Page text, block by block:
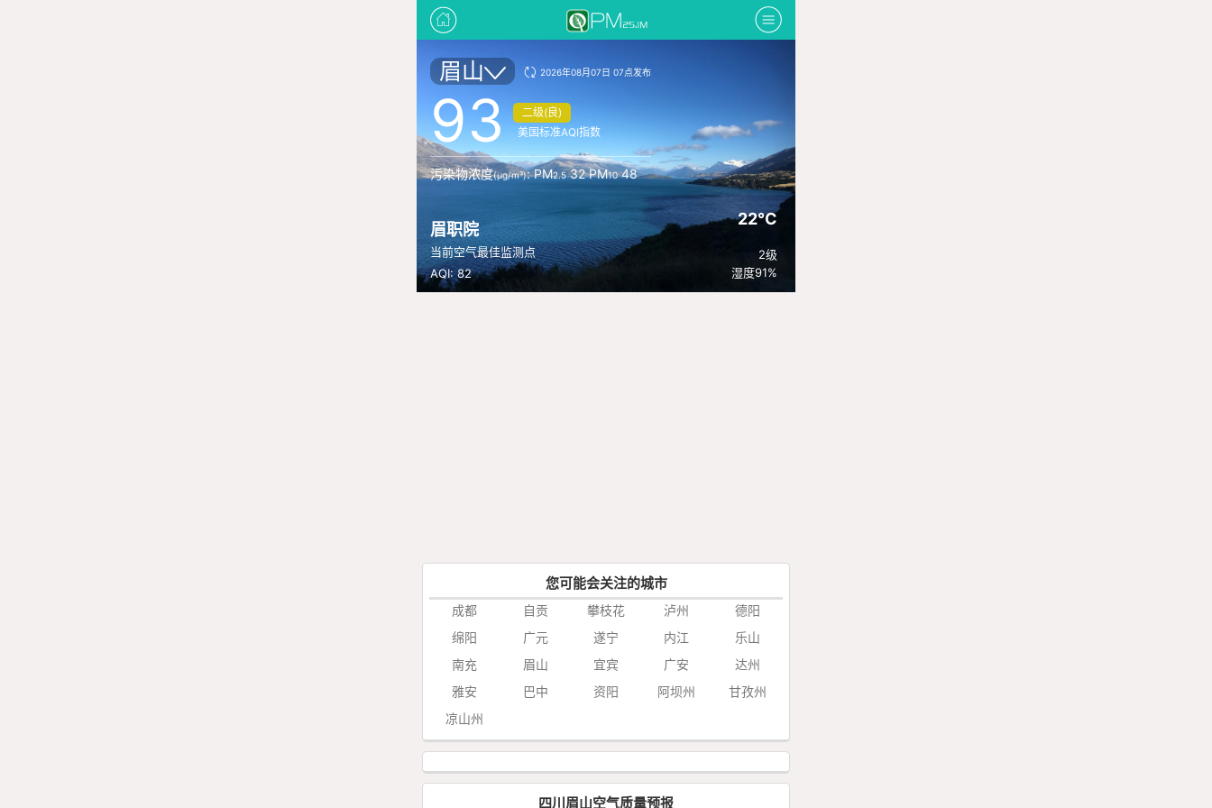
眉山 2026年08月07日 07点发布
93
二级(良)
美国标准AQI指数
污染物浓度(μg/m³): PM2.532 PM1048
眉职院
当前空气最佳监测点
AQI: 82
22°C
2级
湿度91%
您可能会关注的城市
成都 自贡 攀枝花 泸州
德阳
绵阳
广元 遂宁 内江
乐山
南充
眉山 宜宾 广安
达州
雅安
巴中 资阳 阿坝州
甘孜州
凉山州
四川眉山空气质量预报